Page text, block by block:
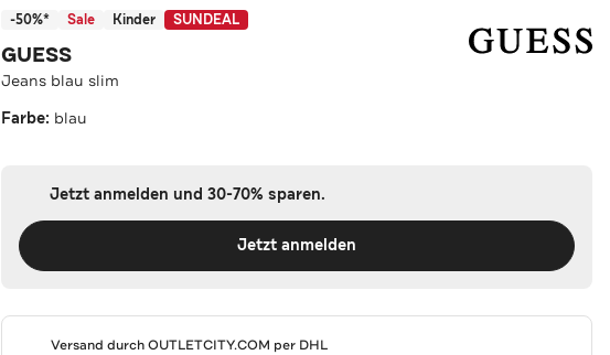
-50%* Sale Kinder SUNDEAL
GUESS
Jeans blau slim
Farbe: blau
Jetzt anmelden und 30-70% sparen.
Jetzt anmelden
Versand durchOUTLETCITY.COM per DHL